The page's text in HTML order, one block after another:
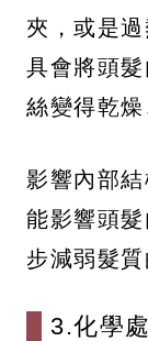
夾，或是
具會將頭
絲變得乾燥
影響內部
能影響頭
步減弱髮質
3.化學